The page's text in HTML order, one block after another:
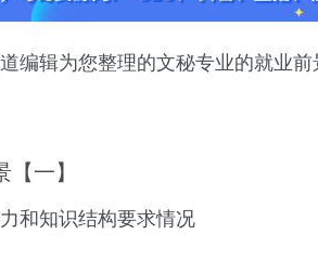
编辑为您整理的文秘专业的就业
一】
和知识结构要求情况